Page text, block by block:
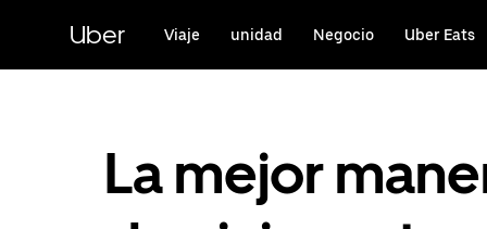
contenido
principal
Uber Viaje unidad Negocio Uber Eats
La mejor